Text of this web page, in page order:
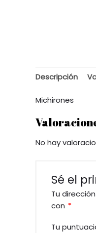
Descripción
Michirones
No hay
Sé el
Tu
con *
Tu